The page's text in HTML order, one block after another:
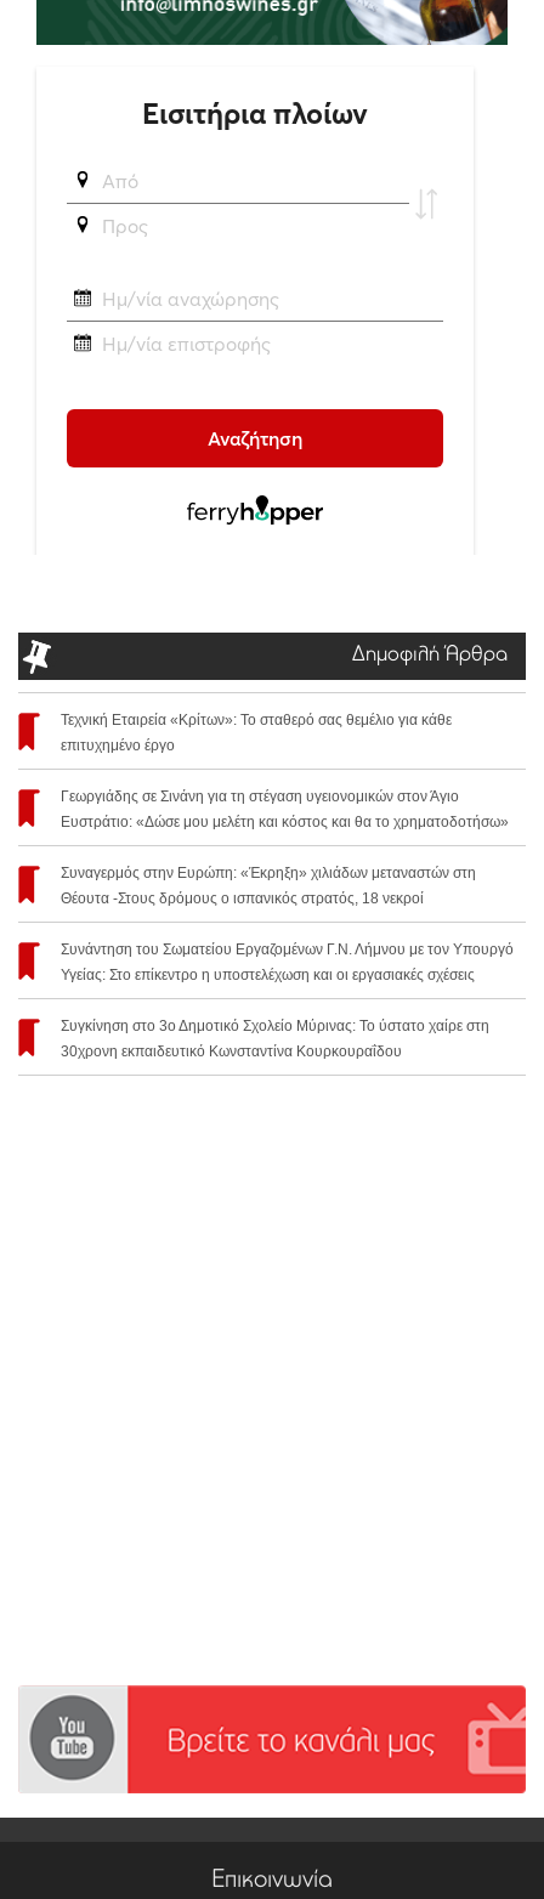
Δημοφιλή Άρθρα
Τεχνική Εταιρεία «Κρίτων»: Το σταθερό σας θεμέλιο για κάθε
επιτυχημένο έργο
Γεωργιάδης σε Σινάνη για τη στέγαση υγειονομικών στον Άγιο
Ευστράτιο: «Δώσε μου μελέτη και κόστος και θα το χρηματοδοτήσω»
Συναγερμός στην Ευρώπη: «Έκρηξη» χιλιάδων μεταναστών στη
Θέουτα -Στους δρόμους ο ισπανικός στρατός, 18 νεκροί
Συνάντηση του Σωματείου Εργαζομένων Γ.Ν. Λήμνου με τον Υπουργό
Υγείας: Στο επίκεντρο η υποστελέχωση και οι εργασιακές σχέσεις
Συγκίνηση στο 3ο Δημοτικό Σχολείο Μύρινας: Το ύστατο χαίρε στη
30χρονη εκπαιδευτικό Κωνσταντίνα Κουρκουραΐδου
Επικοινωνία